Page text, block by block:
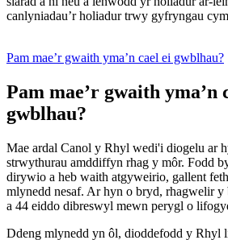
canlyniadau’r holiadur trwy gyfryngau
Pam mae’r gwaith yma’n cael ei gwblhau?
Pam mae’r gwaith yma’n
gwblhau?
Mae ardal Canol y Rhyl wedi'i diogelu ar
strwythurau amddiffyn rhag y môr. Fodd
dirywio a heb waith atgyweirio, gallent
mlynedd nesaf. Ar hyn o bryd, rhagwelir
a 44 eiddo dibreswyl mewn perygl o
Ddeng mlynedd yn ôl, dioddefodd y Rhyl